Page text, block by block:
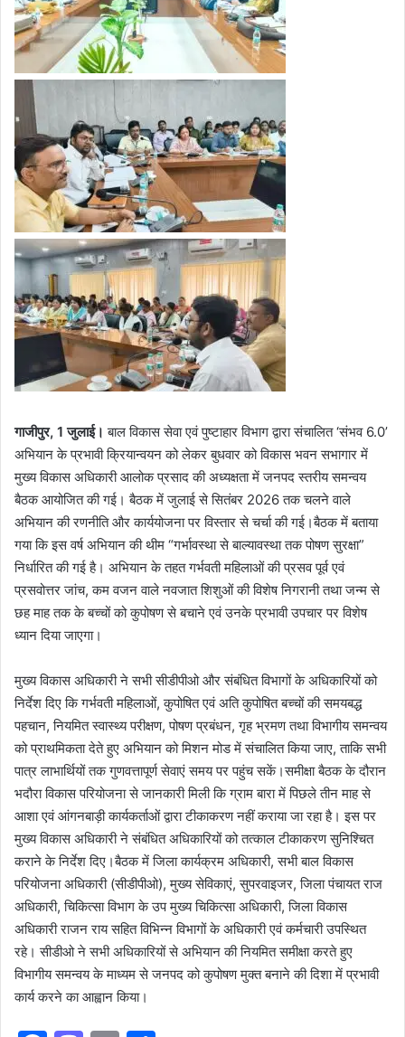
गाजीपुर, 1 जुलाई। बाल विकास सेवा एवं पुष्टाहार विभाग द्वारा संचालित ‘संभव 6.0’
अभियान के प्रभावी क्रियान्वयन को लेकर बुधवार को विकास भवन सभागार में
मुख्य विकास अधिकारी आलोक प्रसाद की अध्यक्षता में जनपद स्तरीय समन्वय
बैठक आयोजित की गई। बैठक में जुलाई से सितंबर 2026 तक चलने वाले
अभियान की रणनीति और कार्ययोजना पर विस्तार से चर्चा की गई।बैठक में बताया
गया कि इस वर्ष अभियान की थीम “गर्भावस्था से बाल्यावस्था तक पोषण सुरक्षा”
निर्धारित की गई है। अभियान के तहत गर्भवती महिलाओं की प्रसव पूर्व एवं
प्रसवोत्तर जांच, कम वजन वाले नवजात शिशुओं की विशेष निगरानी तथा जन्म से
छह माह तक के बच्चों को कुपोषण से बचाने एवं उनके प्रभावी उपचार पर विशेष
ध्यान दिया जाएगा।
मुख्य विकास अधिकारी ने सभी सीडीपीओ और संबंधित विभागों के अधिकारियों को
निर्देश दिए कि गर्भवती महिलाओं, कुपोषित एवं अति कुपोषित बच्चों की समयबद्ध
पहचान, नियमित स्वास्थ्य परीक्षण, पोषण प्रबंधन, गृह भ्रमण तथा विभागीय समन्वय
को प्राथमिकता देते हुए अभियान को मिशन मोड में संचालित किया जाए, ताकि सभी
पात्र लाभार्थियों तक गुणवत्तापूर्ण सेवाएं समय पर पहुंच सकें।समीक्षा बैठक के दौरान
भदौरा विकास परियोजना से जानकारी मिली कि ग्राम बारा में पिछले तीन माह से
आशा एवं आंगनबाड़ी कार्यकर्ताओं द्वारा टीकाकरण नहीं कराया जा रहा है। इस पर
मुख्य विकास अधिकारी ने संबंधित अधिकारियों को तत्काल टीकाकरण सुनिश्चित
कराने के निर्देश दिए।बैठक में जिला कार्यक्रम अधिकारी, सभी बाल विकास
परियोजना अधिकारी (सीडीपीओ), मुख्य सेविकाएं, सुपरवाइजर, जिला पंचायत राज
अधिकारी, चिकित्सा विभाग के उप मुख्य चिकित्सा अधिकारी, जिला विकास
अधिकारी राजन राय सहित विभिन्न विभागों के अधिकारी एवं कर्मचारी उपस्थित
रहे। सीडीओ ने सभी अधिकारियों से अभियान की नियमित समीक्षा करते हुए
विभागीय समन्वय के माध्यम से जनपद को कुपोषण मुक्त बनाने की दिशा में प्रभावी
कार्य करने का आह्वान किया।